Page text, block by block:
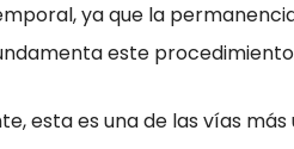
ya que la
este
esta es una de las vías